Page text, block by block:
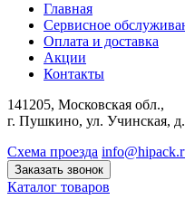
Главная
Сервисное
Оплата и доставка
Акции
Контакты
141205, Московская обл.,
г. Пушкино, ул. Учинская,
Схема проезда
Заказать звонок
Каталог товаров